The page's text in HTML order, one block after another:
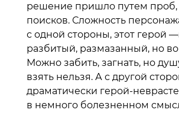
решение пришло путем проб,
поисков. Сложность
с одной стороны, этот герой
разбитый, размазанный, но
Можно забить, загнать, но
взять нельзя. А с другой
драматически герой-
в немного болезненном